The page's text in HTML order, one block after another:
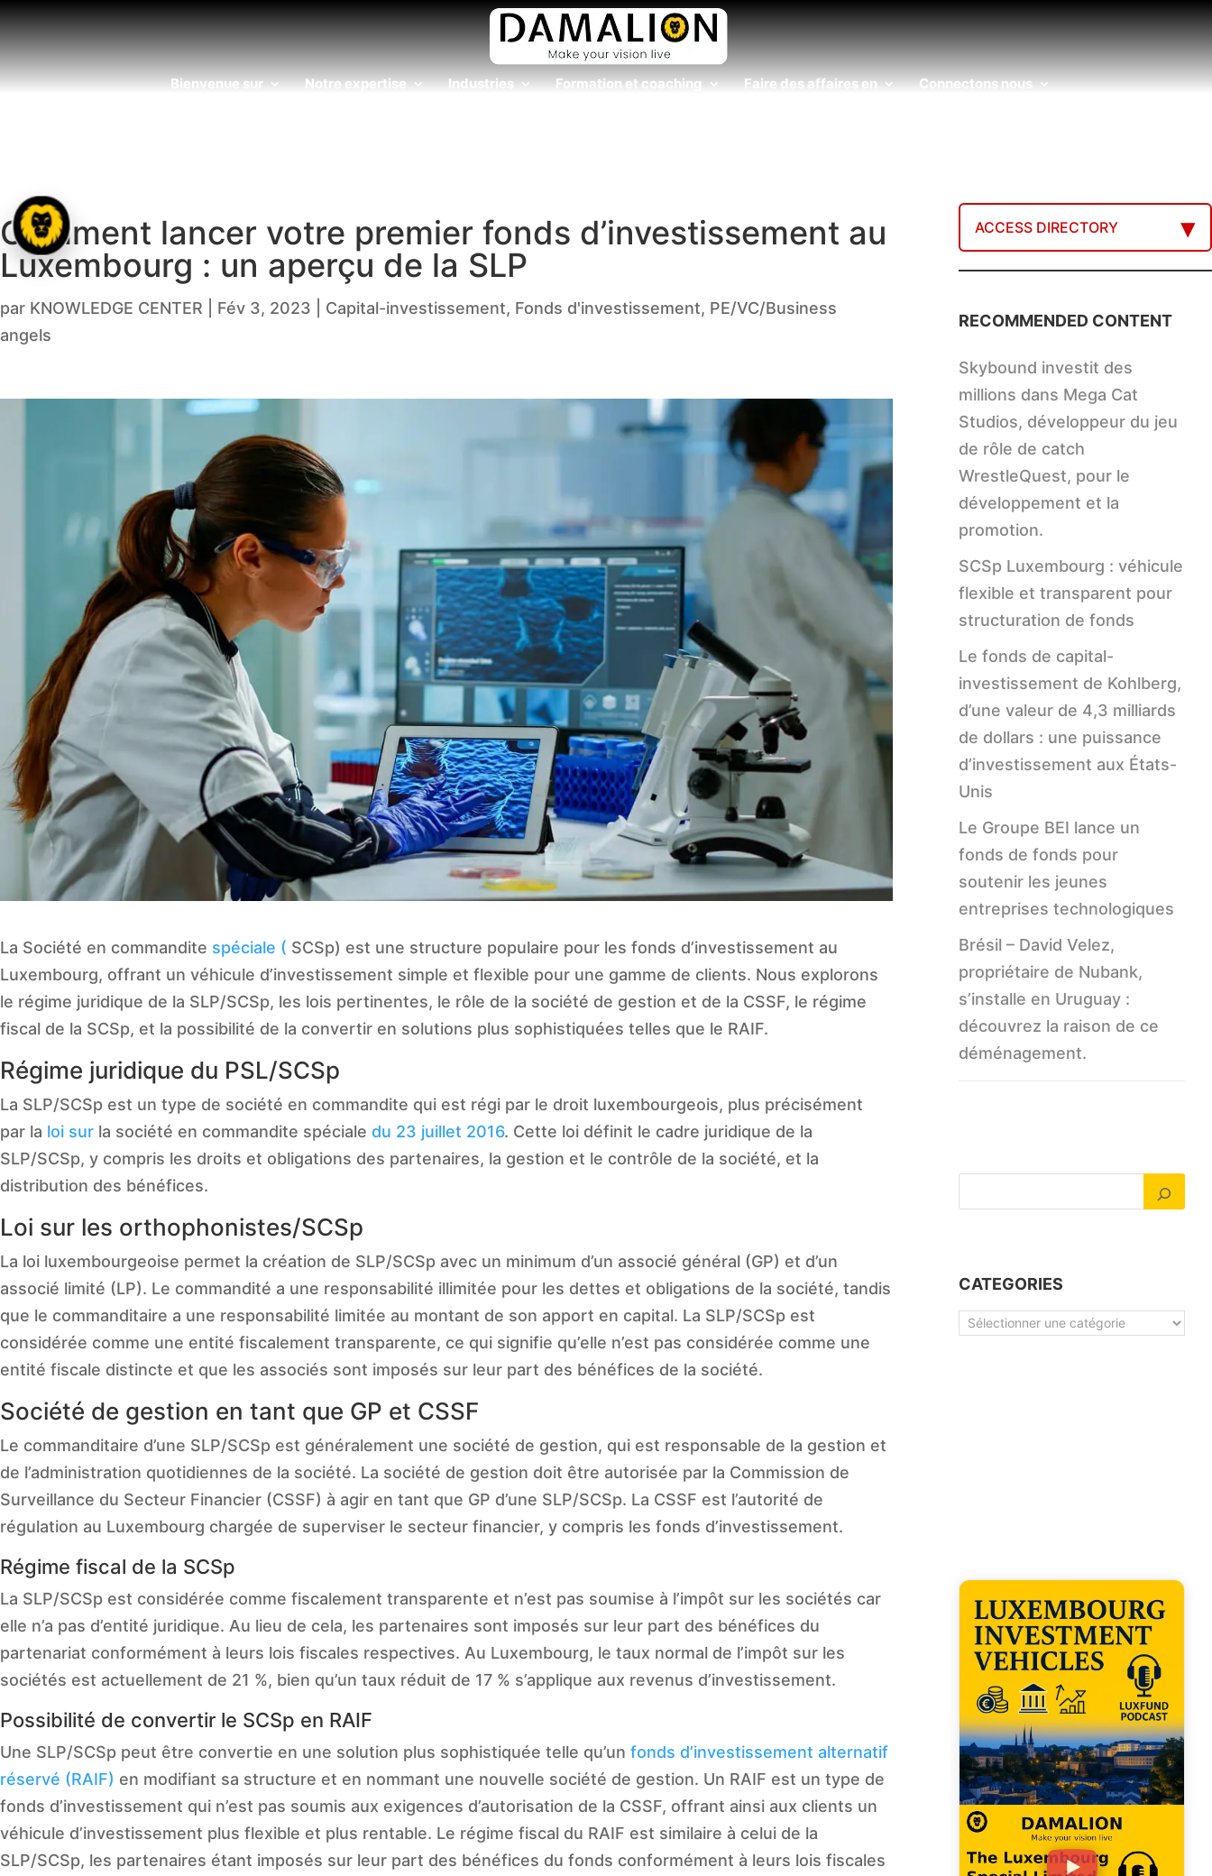
Bienvenue sur Notre expertise Industries Formation et coaching Faire des affaires en Connectons nous
Comment lancer votre premier fonds d’investissement au
Luxembourg : un aperçu de la SLP
par KNOWLEDGE CENTER Fév 3, 2023 Capital-investissement, Fonds d'investissement, PE/VC/Business
angels
La Société en commandite spéciale ( SCSp) est une structure populaire pour les fonds d’investissement au
Luxembourg, offrant un véhicule d’investissement simple et flexible pour une gamme de clients. Nous explorons
le régime juridique de la SLP/SCSp, les lois pertinentes, le rôle de la société de gestion et de la CSSF, le régime
fiscal de la SCSp, et la possibilité de la convertir en solutions plus sophistiquées telles que le RAIF.
Régime juridique du PSL/SCSp
La SLP/SCSp est un type de société en commandite qui est régi par le droit luxembourgeois, plus précisément
par la loi sur la société en commandite spéciale du 23 juillet 2016. Cette loi définit le cadre juridique de la
SLP/SCSp, y compris les droits et obligations des partenaires, la gestion et le contrôle de la société, et la
distribution des bénéfices.
Loi sur les orthophonistes/SCSp
La loi luxembourgeoise permet la création de SLP/SCSp avec un minimum d’un associé général (GP) et d’un
associé limité (LP). Le commandité a une responsabilité illimitée pour les dettes et obligations de la société, tandis
que le commanditaire a une responsabilité limitée au montant de son apport en capital. La SLP/SCSp est
considérée comme une entité fiscalement transparente, ce qui signifie qu’elle n’est pas considérée comme une
entité fiscale distincte et que les associés sont imposés sur leur part des bénéfices de la société.
Société de gestion en tant que GP et CSSF
Le commanditaire d’une SLP/SCSp est généralement une société de gestion, qui est responsable de la gestion et
de l’administration quotidiennes de la société. La société de gestion doit être autorisée par la Commission de
Surveillance du Secteur Financier (CSSF) à agir en tant que GP d’une SLP/SCSp. La CSSF est l’autorité de
régulation au Luxembourg chargée de superviser le secteur financier, y compris les fonds d’investissement.
Régime fiscal de la SCSp
La SLP/SCSp est considérée comme fiscalement transparente et n’est pas soumise à l’impôt sur les sociétés car
elle n’a pas d’entité juridique. Au lieu de cela, les partenaires sont imposés sur leur part des bénéfices du
partenariat conformément à leurs lois fiscales respectives. Au Luxembourg, le taux normal de l’impôt sur les
sociétés est actuellement de 21 %, bien qu’un taux réduit de 17 % s’applique aux revenus d’investissement.
Possibilité de convertir le SCSp en RAIF
Une SLP/SCSp peut être convertie en une solution plus sophistiquée telle qu’un fonds d’investissement alternatif
réservé (RAIF) en modifiant sa structure et en nommant une nouvelle société de gestion. Un RAIF est un type de
fonds d’investissement qui n’est pas soumis aux exigences d’autorisation de la CSSF, offrant ainsi aux clients un
véhicule d’investissement plus flexible et plus rentable. Le régime fiscal du RAIF est similaire à celui de la
SLP/SCSp, les partenaires étant imposés sur leur part des bénéfices du fonds conformément à leurs lois fiscales
ACCESS DIRECTORY
RECOMMENDED CONTENT
Skybound investit des
millions dans Mega Cat
Studios, développeur du jeu
de rôle de catch
WrestleQuest, pour le
développement et la
promotion.
SCSp Luxembourg : véhicule
flexible et transparent pour
structuration de fonds
Le fonds de capital-
investissement de Kohlberg,
d’une valeur de 4,3 milliards
de dollars : une puissance
d’investissement aux États-
Unis
Le Groupe BEI lance un
fonds de fonds pour
soutenir les jeunes
entreprises technologiques
Brésil – David Velez,
propriétaire de Nubank,
s’installe en Uruguay :
découvrez la raison de ce
déménagement.
CATEGORIES
Categories